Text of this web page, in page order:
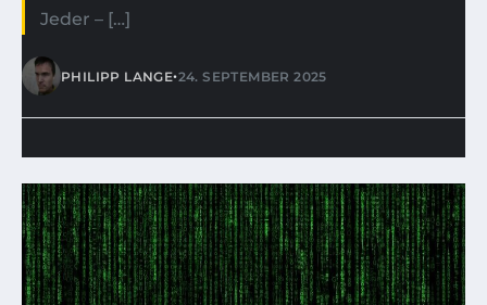
Jeder – […]
PHILIPP LANGE•24. SEPTEMBER 2025